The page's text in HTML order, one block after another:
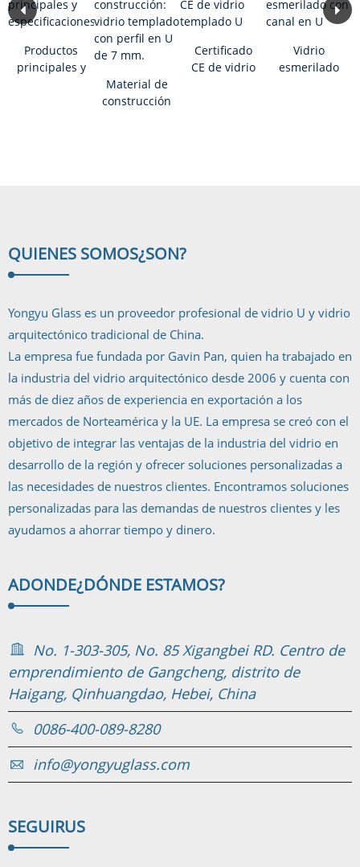
Productos
principales y
Material de
construcción:
Certificado
CE de vidrio
Vidrio
esmerilado
QUIENES SOMOS¿SON?
Yongyu Glass es un proveedor profesional de vidrio U y vidrio
arquitectónico tradicional de China.
La empresa fue fundada por Gavin Pan, quien ha trabajado en
la industria del vidrio arquitectónico desde 2006 y cuenta con
más de diez años de experiencia en exportación a los
mercados de Norteamérica y la UE. La empresa se creó con el
objetivo de integrar las ventajas de la industria del vidrio en
desarrollo de la región y ofrecer soluciones personalizadas a
las necesidades de nuestros clientes. Encontramos soluciones
personalizadas para las demandas de nuestros clientes y les
ayudamos a ahorrar tiempo y dinero.
ADONDE¿DÓNDE ESTAMOS?
No. 1-303-305, No. 85 Xigangbei RD. Centro de
emprendimiento de Gangcheng, distrito de
Haigang, Qinhuangdao, Hebei, China
0086-400-089-8280
info@yongyuglass.com
SEGUIRUS